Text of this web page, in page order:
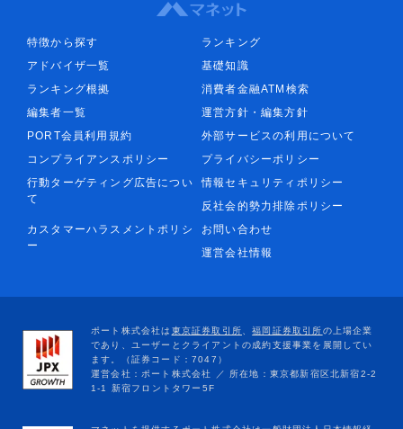
特徴から探す
ランキング
アドバイザ一覧
基礎知識
ランキング根拠
消費者金融ATM検索
編集者一覧
運営方針・編集方針
PORT会員利用規約
外部サービスの利用について
コンプライアンスポリシー
プライバシーポリシー
行動ターゲティング広告につい
て
情報セキュリティポリシー
反社会的勢力排除ポリシー
カスタマーハラスメントポリシ
ー
お問い合わせ
運営会社情報